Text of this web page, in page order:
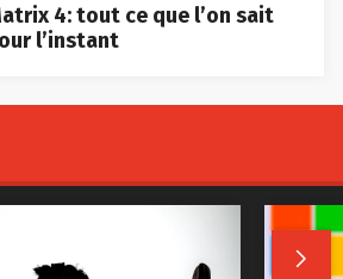
4: tout ce que l’on sait
l’instant
